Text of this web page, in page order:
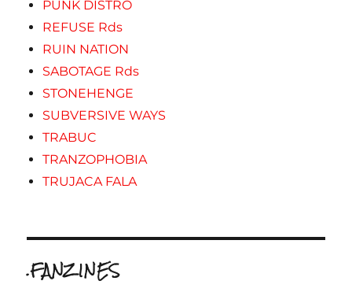
PUNK DISTRO
REFUSE Rds
RUIN NATION
SABOTAGE Rds
STONEHENGE
SUBVERSIVE WAYS
TRABUC
TRANZOPHOBIA
TRUJACA FALA
.FANZINES